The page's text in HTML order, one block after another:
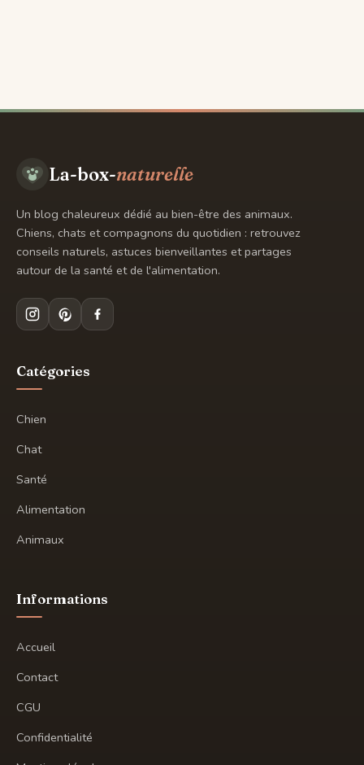
La-box-naturelle
Un blog chaleureux dédié au bien-être des animaux.
Chiens, chats et compagnons du quotidien : retrouvez
conseils naturels, astuces bienveillantes et partages
autour de la santé et de l'alimentation.
Catégories
Chien
Chat
Santé
Alimentation
Animaux
Informations
Accueil
Contact
CGU
Confidentialité